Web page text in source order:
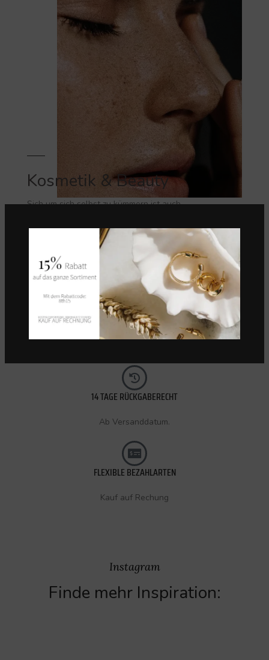
Kosmetik & Beauty
Sich um sich selbst zu kümmern ist auch
schlechtes Wetter warten.
KOSTENLOSER VERSAND (CH)
14 TAGE RÜCKGABERECHT
Ab Versanddatum.
FLEXIBLE BEZAHLARTEN
Kauf auf Rechung
Instagram
Finde mehr Inspiration: